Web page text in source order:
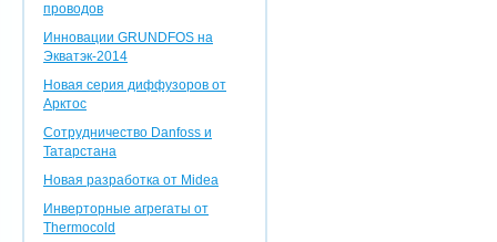
проводов
Инновации GRUNDFOS на
Экватэк-2014
Новая серия диффузоров от
Арктос
Сотрудничество Danfoss и
Татарстана
Новая разработка от Midea
Инверторные агрегаты от
Thermocold